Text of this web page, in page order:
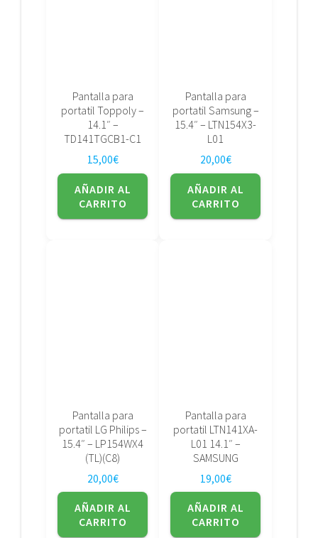
Pantalla para
portatil Toppoly –
14.1″ –
TD141TGCB1-C1
15,00€
AÑADIR AL
CARRITO
Pantalla para
portatil Samsung –
15.4″ – LTN154X3-
L01
20,00€
AÑADIR AL
CARRITO
Pantalla para
portatil LG Philips –
15.4″ – LP154WX4
(TL)(C8)
20,00€
AÑADIR AL
CARRITO
Pantalla para
portatil LTN141XA-
L01 14.1″ –
SAMSUNG
19,00€
AÑADIR AL
CARRITO